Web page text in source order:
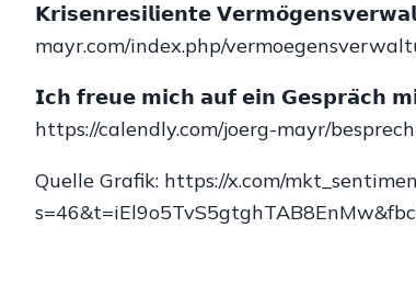
𝗞𝗿𝗶𝘀𝗲𝗻𝗿𝗲𝘀𝗶𝗹𝗶𝗲𝗻𝘁𝗲
mayr.com/index.php/
𝗜𝗰𝗵 𝗳𝗿𝗲𝘂𝗲 𝗺𝗶𝗰𝗵 𝗮𝘂𝗳 𝗲𝗶𝗻 𝗚𝗲𝘀𝗽𝗿𝗮̈𝗰𝗵
https://calendly.com/joerg-mayr/
Quelle Grafik: https://x.com/